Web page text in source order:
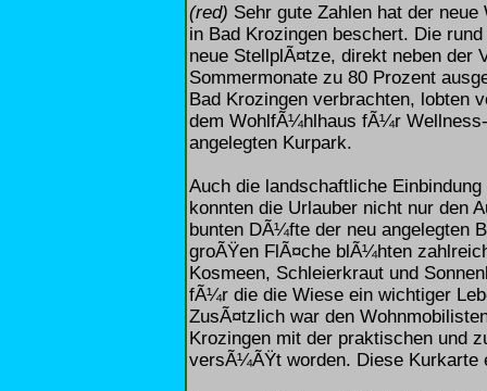
(red) Sehr gute Zahlen hat der
in Bad Krozingen beschert. Die
neue StellplÃ¤tze, direkt neben der
Sommermonate zu 80 Prozent
Bad Krozingen verbrachten, lobten
dem WohlfÃ¼hlhaus fÃ¼r
angelegten Kurpark.
Auch die landschaftliche
konnten die Urlauber nicht nur den
bunten DÃ¼fte der neu angelegten
groÃŸen FlÃ¤che blÃ¼hten
Kosmeen, Schleierkraut und
fÃ¼r die die Wiese ein wichtiger
ZusÃ¤tzlich war den
Krozingen mit der praktischen und
versÃ¼ÃŸt worden. Diese Kurkarte